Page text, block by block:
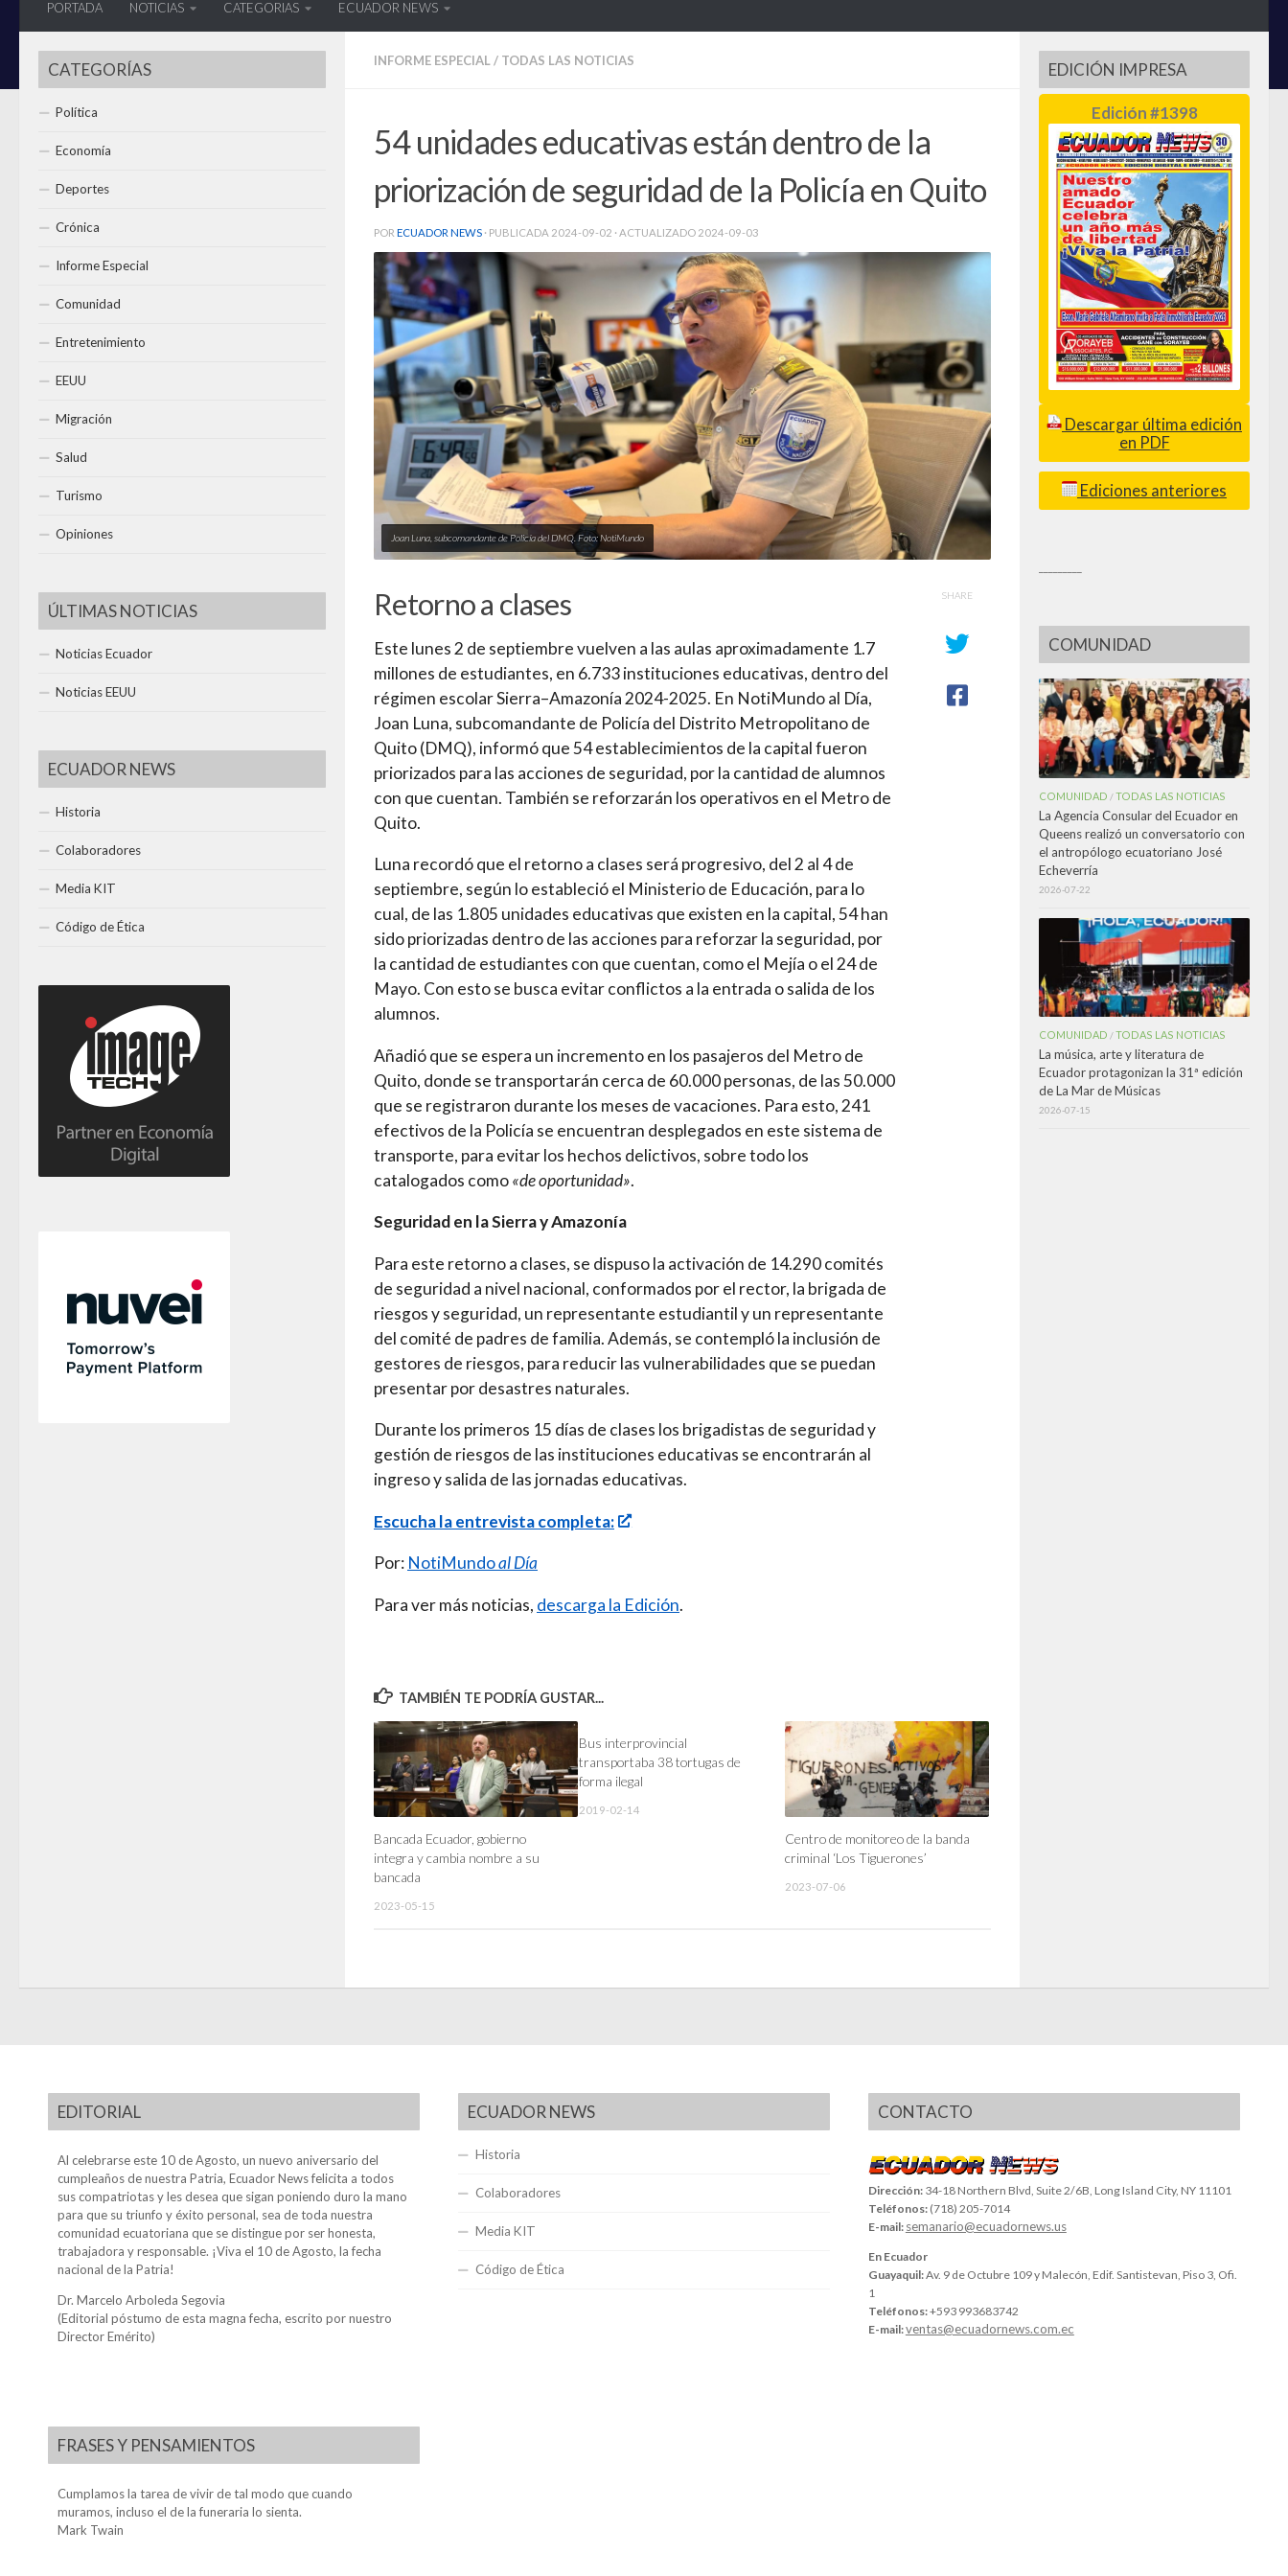
PORTADA NOTICIAS CATEGORIAS ECUADOR NEWS
INFORME ESPECIAL / TODAS LAS NOTICIAS
54 unidades educativas están dentro de la
priorización de seguridad de la Policía en Quito
POR ECUADOR NEWS · PUBLICADA 2024-09-02 · ACTUALIZADO 2024-09-03
Joan Luna, subcomandante de Policía del DMQ. Foto: NotiMundo
Retorno a clases
Este lunes 2 de septiembre vuelven a las aulas aproximadamente 1.7
millones de estudiantes, en 6.733 instituciones educativas, dentro del
régimen escolar Sierra–Amazonía 2024-2025. En NotiMundo al Día,
Joan Luna, subcomandante de Policía del Distrito Metropolitano de
Quito (DMQ), informó que 54 establecimientos de la capital fueron
priorizados para las acciones de seguridad, por la cantidad de alumnos
con que cuentan. También se reforzarán los operativos en el Metro de
Quito.
Luna recordó que el retorno a clases será progresivo, del 2 al 4 de
septiembre, según lo estableció el Ministerio de Educación, para lo
cual, de las 1.805 unidades educativas que existen en la capital, 54 han
sido priorizadas dentro de las acciones para reforzar la seguridad, por
la cantidad de estudiantes con que cuentan, como el Mejía o el 24 de
Mayo. Con esto se busca evitar conflictos a la entrada o salida de los
alumnos.
Añadió que se espera un incremento en los pasajeros del Metro de
Quito, donde se transportarán cerca de 60.000 personas, de las 50.000
que se registraron durante los meses de vacaciones. Para esto, 241
efectivos de la Policía se encuentran desplegados en este sistema de
transporte, para evitar los hechos delictivos, sobre todo los
catalogados como«de oportunidad».
Seguridad en la Sierra y Amazonía
Para este retorno a clases, se dispuso la activación de 14.290 comités
de seguridad a nivel nacional, conformados por el rector, la brigada de
riesgos y seguridad, un representante estudiantil y un representante
del comité de padres de familia. Además, se contempló la inclusión de
gestores de riesgos, para reducir las vulnerabilidades que se puedan
presentar por desastres naturales.
Durante los primeros 15 días de clases los brigadistas de seguridad y
gestión de riesgos de las instituciones educativas se encontrarán al
ingreso y salida de las jornadas educativas.
Escucha la entrevista completa:
Por: NotiMundoal Día
Para ver más noticias, descarga la Edición.
SHARE
TAMBIÉN TE PODRÍA GUSTAR...
Bancada Ecuador, gobierno
integra y cambia nombre a su
bancada
2023-05-15
Bus interprovincial
transportaba 38 tortugas de
forma ilegal
2019-02-14
Centro de monitoreo de la banda
criminal ‘Los Tiguerones’
2023-07-06
CATEGORÍAS
Política
Economía
Deportes
Crónica
Informe Especial
Comunidad
Entretenimiento
EEUU
Migración
Salud
Turismo
Opiniones
ÚLTIMAS NOTICIAS
Noticias Ecuador
Noticias EEUU
ECUADOR NEWS
Historia
Colaboradores
Media KIT
Código de Ética
EDICIÓN IMPRESA
Edición #1398
Descargar última edición
en PDF
Ediciones anteriores
COMUNIDAD
COMUNIDAD /TODAS LAS NOTICIAS
La Agencia Consular del Ecuador en
Queens realizó un conversatorio con
el antropólogo ecuatoriano José
Echeverría
2026-07-22
COMUNIDAD /TODAS LAS NOTICIAS
La música, arte y literatura de
Ecuador protagonizan la 31ª edición
de La Mar de Músicas
2026-07-15
EDITORIAL
Al celebrarse este 10 de Agosto, un nuevo aniversario del
cumpleaños de nuestra Patria, Ecuador News felicita a todos
sus compatriotas y les desea que sigan poniendo duro la mano
para que su triunfo y éxito personal, sea de toda nuestra
comunidad ecuatoriana que se distingue por ser honesta,
trabajadora y responsable. ¡Viva el 10 de Agosto, la fecha
nacional de la Patria!
Dr. Marcelo Arboleda Segovia
(Editorial póstumo de esta magna fecha, escrito por nuestro
Director Emérito)
FRASES Y PENSAMIENTOS
Cumplamos la tarea de vivir de tal modo que cuando
muramos, incluso el de la funeraria lo sienta.
Mark Twain
ECUADOR NEWS
Historia
Colaboradores
Media KIT
Código de Ética
CONTACTO
Dirección: 34-18 Northern Blvd, Suite 2/6B, Long Island City, NY 11101
Teléfonos: (718) 205-7014
E-mail: semanario@ecuadornews.us
En Ecuador
Guayaquil:Av. 9 de Octubre 109 y Malecón, Edif. Santistevan, Piso 3, Ofi.
1
Teléfonos:+593 993683742
E-mail:ventas@ecuadornews.com.ec